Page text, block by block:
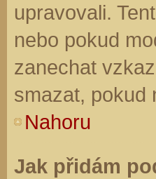
upravovali.
nebo pokud
zanechat
smazat, pokud
Nahoru
Jak přidám